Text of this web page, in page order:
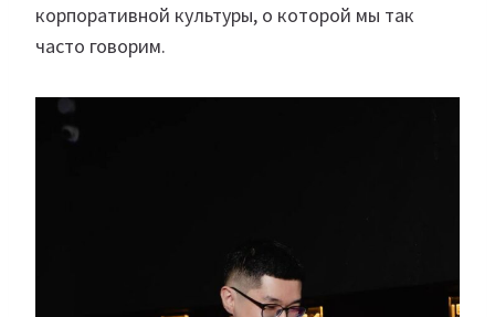
корпоративной культуры, о которой мы так
часто говорим.